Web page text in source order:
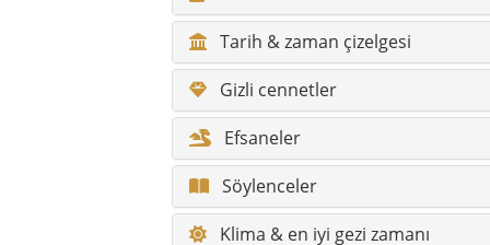
Erişilebilirlik / konfor
Engelli gezginler için bilgiler
Fotoğraf noktaları
Sağlık & acil durum
Alışveriş & pazarlar